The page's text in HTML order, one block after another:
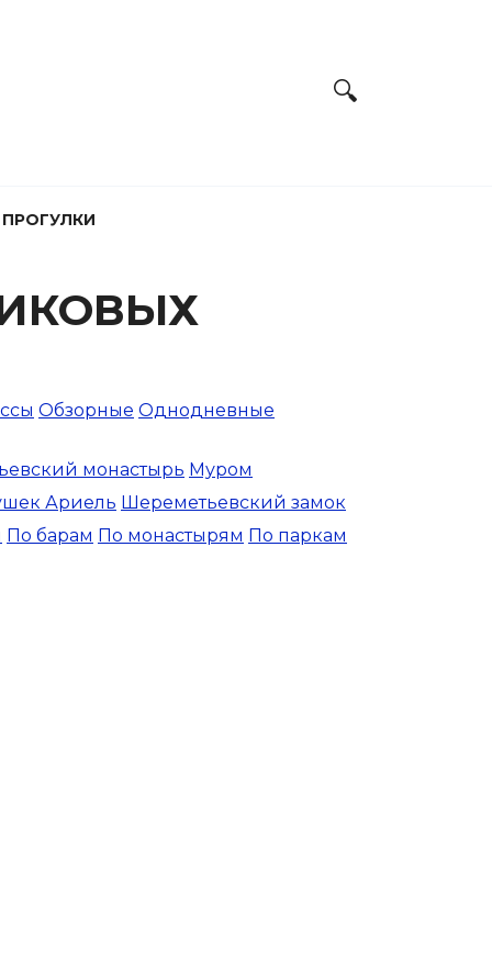
Обзорные Однодневные
монастырь Муром
Ариель Шереметьевский замок
По барам По монастырям По паркам